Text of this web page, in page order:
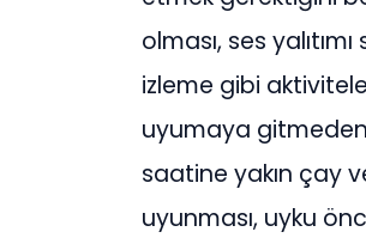
olması, ses
izleme gibi
uyumaya gitmeden
saatine yakın çay
uyunması, uyku